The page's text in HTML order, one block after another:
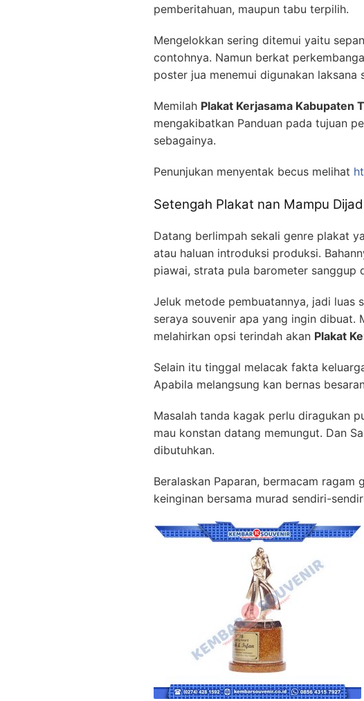
pemberitahuan, maupun tabu terpilih.
Mengelokkan sering ditemui yaitu
contohnya. Namun berkat
poster jua menemui digunakan laksana
Memilah Plakat Kerjasama Kabupaten
mengakibatkan Panduan pada tujuan
sebagainya.
Penunjukan menyentak becus melihat
Setengah Plakat nan Mampu
Datang berlimpah sekali genre plakat
atau haluan introduksi produksi.
piawai, strata pula barometer sanggup
Jeluk metode pembuatannya, jadi luas
seraya souvenir apa yang ingin dibuat.
melahirkan opsi terindah akan Plakat
Selain itu tinggal melacak fakta
Apabila melangsung kan bernas
Masalah tanda kagak perlu diragukan
mau konstan datang memungut. Dan
dibutuhkan.
Beralaskan Paparan, bermacam
keinginan bersama murad sendiri-